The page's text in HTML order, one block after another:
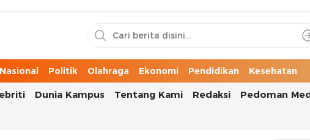
dan Cerita Kota
Nasional Politik Olahraga Ekonomi Pendidikan Kesehatan
Dunia Kampus Tentang Kami Redaksi Pedoman